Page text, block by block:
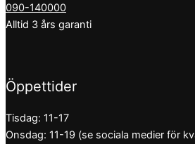
090-140000
Alltid 3 års garanti
Öppettider
Tisdag: 11-17
Onsdag: 11-19 (se sociala medier för